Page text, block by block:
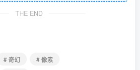
THE END
# 奇幻
# 像素